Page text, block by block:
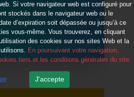
Si votre navigateur web est configuré pour
stockés dans le navigateur web ou le
d’expiration soit dépassée ou jusqu’à ce
vous-même. Vous trouverez, en cliquant
des cookies sur nos sites Web et la
En poursuivant votre navigation,
tiers et les conditions générales du site.
J'accepte